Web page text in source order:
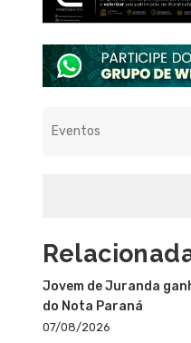
Jovem de Juranda
do Nota Paraná
07/08/2026